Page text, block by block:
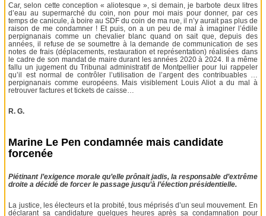
Car, selon cette conception « aliotesque », si demain, je barbote deux litres
d’eau au supermarché du coin, non pour moi mais pour donner, par ces
temps de canicule, à boire au SDF du coin de ma rue, il n’y aurait pas plus de
raison de me condamner ! Et puis, on a un peu de mal à imaginer l’édile
perpignanais comme un chevalier blanc quand on sait que, depuis des
années, il refuse de se soumettre à la demande de communication de ses
notes de frais (déplacements, restauration et représentation) réalisées dans
le cadre de son mandat de maire durant les années 2020 à 2024. Il a même
fallu un jugement du Tribunal administratif de Montpellier pour lui rappeler
qu’il est normal de contrôler l’utilisation de l’argent des contribuables …
perpignanais comme européens. Mais visiblement Louis Aliot a du mal à
retrouver factures et tickets de caisse…
R. G.
Marine Le Pen condamnée mais candidate
forcenée
Piétinant l’exigence morale qu’elle prônait jadis, la responsable d’extrême
droite a décidé de forcer le passage jusqu’à l’élection présidentielle.
La justice, les électeurs et la probité, tous méprisés d’un seul mouvement. En
déclarant sa candidature quelques heures après sa condamnation pour